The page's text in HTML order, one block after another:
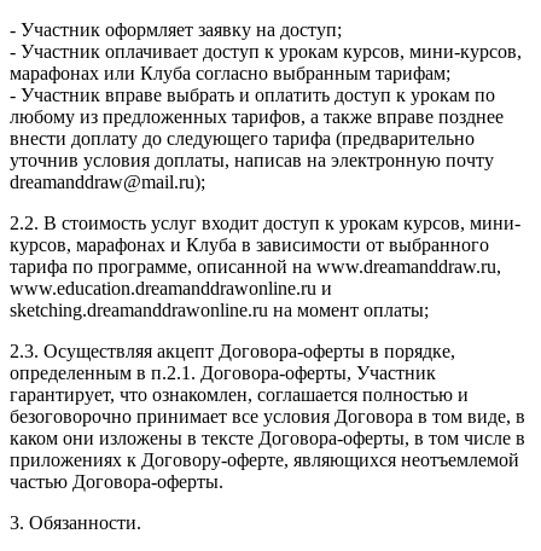
- Участник оформляет заявку на доступ;
- Участник оплачивает доступ к урокам курсов, мини-курсов,
марафонах или Клуба согласно выбранным тарифам;
- Участник вправе выбрать и оплатить доступ к урокам по
любому из предложенных тарифов, а также вправе позднее
внести доплату до следующего тарифа (предварительно
уточнив условия доплаты, написав на электронную почту
dreamanddraw@mail.ru);
2.2. В стоимость услуг входит доступ к урокам курсов, мини-
курсов, марафонах и Клуба в зависимости от выбранного
тарифа по программе, описанной на www.dreamanddraw.ru,
www.education.dreamanddrawonline.ru и
sketching.dreamanddrawonline.ru на момент оплаты;
2.3. Осуществляя акцепт Договора-оферты в порядке,
определенным в п.2.1. Договора-оферты, Участник
гарантирует, что ознакомлен, соглашается полностью и
безоговорочно принимает все условия Договора в том виде, в
каком они изложены в тексте Договора-оферты, в том числе в
приложениях к Договору-оферте, являющихся неотъемлемой
частью Договора-оферты.
3. Обязанности.